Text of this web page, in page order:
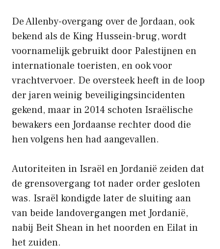
De Allenby-overgang over de Jordaan, ook
bekend als de King Hussein-brug, wordt
voornamelijk gebruikt door Palestijnen en
internationale toeristen, en ook voor
vrachtvervoer. De oversteek heeft in de loop
der jaren weinig beveiligingsincidenten
gekend, maar in 2014 schoten Israëlische
bewakers een Jordaanse rechter dood die
hen volgens hen had aangevallen.
Autoriteiten in Israël en Jordanië zeiden dat
de grensovergang tot nader order gesloten
was. Israël kondigde later de sluiting aan
van beide landovergangen met Jordanië,
nabij Beit Shean in het noorden en Eilat in
het zuiden.